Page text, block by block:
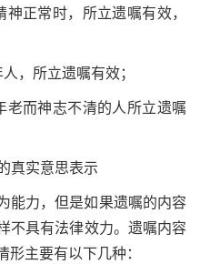
正常时，所立遗嘱有效，
，所立遗嘱有效；
老而神志不清的人所立遗嘱
真实意思表示
能力，但是如果遗嘱的内容
不具有法律效力。遗嘱内容
主要有以下几种：